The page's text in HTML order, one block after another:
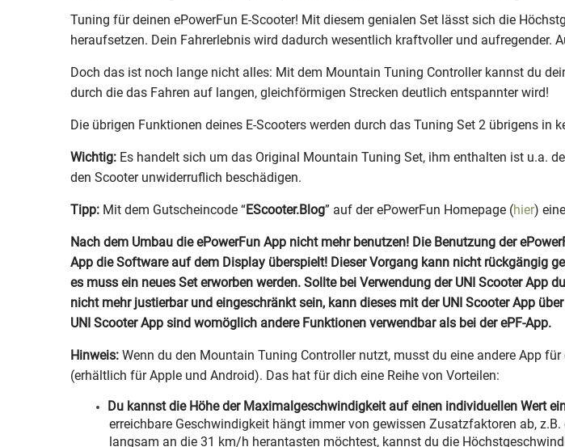
Tuning für deinen ePowerFun E-Scooter! Mit diesem genialen Set lässt sich die
heraufsetzen. Dein Fahrerlebnis wird dadurch wesentlich kraftvoller und aufregender.
Doch das ist noch lange nicht alles: Mit dem Mountain Tuning Controller kannst du
durch die das Fahren auf langen, gleichförmigen Strecken deutlich entspannter wird!
Die übrigen Funktionen deines E-Scooters werden durch das Tuning Set 2 übrigens in
Wichtig: Es handelt sich um das Original Mountain Tuning Set, ihm enthalten ist u.a.
den Scooter unwiderruflich beschädigen.
Tipp: Mit dem Gutscheincode “EScooter.Blog” auf der ePowerFun Homepage (hier)
Nach dem Umbau die ePowerFun App nicht mehr benutzen! Die Benutzung der
App die Software auf dem Display überspielt! Dieser Vorgang kann nicht rückgängig
es muss ein neues Set erworben werden. Sollte bei Verwendung der UNI Scooter
nicht mehr justierbar und eingeschränkt sein, kann dieses mit der UNI Scooter App
UNI Scooter App sind womöglich andere Funktionen verwendbar als bei der ePF-App.
Hinweis: Wenn du den Mountain Tuning Controller nutzt, musst du eine andere App
(erhältlich für Apple und Android). Das hat für dich eine Reihe von Vorteilen:
Du kannst die Höhe der Maximalgeschwindigkeit auf einen individuellen Wert
erreichbare Geschwindigkeit hängt immer von gewissen Zusatzfaktoren ab,
langsam an die 31 km/h herantasten möchtest, kannst du die